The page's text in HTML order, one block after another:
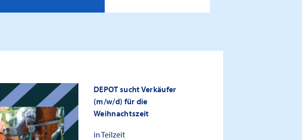
DEPOT sucht Verkäufer
(m/w/d) für die
Weihnachtszeit
in Teilzeit